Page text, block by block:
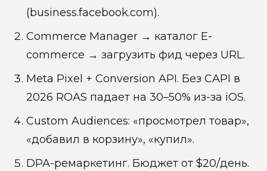
(business.facebook.com).
Commerce Manager → каталог E-
commerce → загрузить фид через URL.
Meta Pixel + Conversion API. Без CAPI в
2026 ROAS падает на 30–50% из-за iOS.
Custom Audiences: «просмотрел товар»,
«добавил в корзину», «купил».
DPA-ремаркетинг. Бюджет от $20/день.